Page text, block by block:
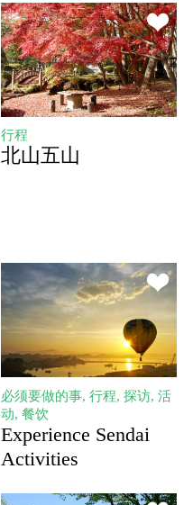
行程
北山五山
必须要做的事, 行程, 探访, 活
动, 餐饮
Experience Sendai
Activities